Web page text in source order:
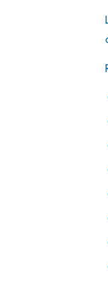
09h-
Consulter
Pompes
09h-
40 Bis Rue De